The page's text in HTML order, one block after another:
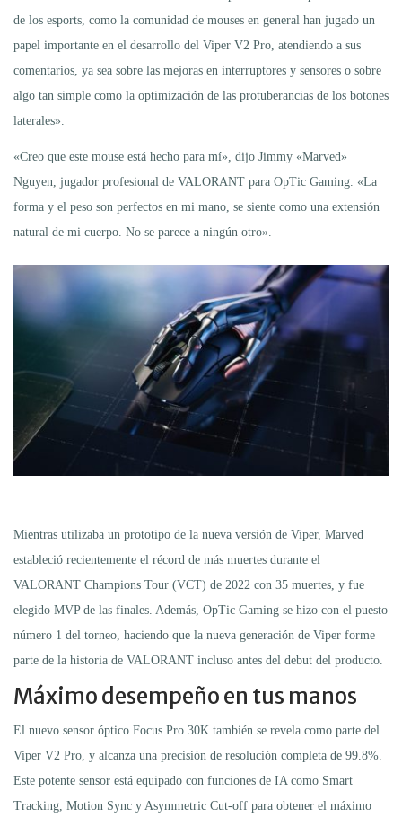
de los esports, como la comunidad de mouses en general han jugado un
papel importante en el desarrollo del Viper V2 Pro, atendiendo a sus
comentarios, ya sea sobre las mejoras en interruptores y sensores o sobre
algo tan simple como la optimización de las protuberancias de los botones
laterales».
«Creo que este mouse está hecho para mí», dijo Jimmy «Marved»
Nguyen, jugador profesional de VALORANT para OpTic Gaming. «La
forma y el peso son perfectos en mi mano, se siente como una extensión
natural de mi cuerpo. No se parece a ningún otro».
Mientras utilizaba un prototipo de la nueva versión de Viper, Marved
estableció recientemente el récord de más muertes durante el
VALORANT Champions Tour (VCT) de 2022 con 35 muertes, y fue
elegido MVP de las finales. Además, OpTic Gaming se hizo con el puesto
número 1 del torneo, haciendo que la nueva generación de Viper forme
parte de la historia de VALORANT incluso antes del debut del producto.
Máximo desempeño en tus manos
El nuevo sensor óptico Focus Pro 30K también se revela como parte del
Viper V2 Pro, y alcanza una precisión de resolución completa de 99.8%.
Este potente sensor está equipado con funciones de IA como Smart
Tracking, Motion Sync y Asymmetric Cut-off para obtener el máximo